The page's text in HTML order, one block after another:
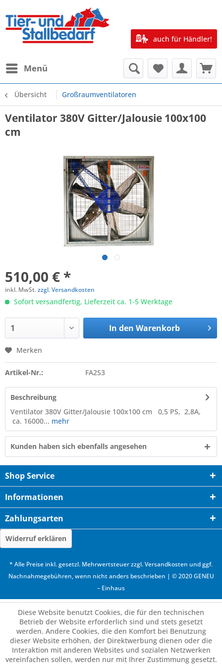
Menü
auch für Händler!
Übersicht Großraumventilatoren
Ventilator 380V Gitter/Jalousie 100x100
cm
510,00 € *
inkl. MwSt.zzgl. Versandkosten
Sofort versandfertig, Lieferzeit ca. 1-5 Werktage
In den Warenkorb
Merken
Artikel-Nr.: FA2S3
Beschreibung
Ventilator 380V Gitter/Jalousie 100x100 cm 0,5 PS, 2,8A,
ca. 16000... mehr
Kunden haben sich ebenfalls angesehen
Shop Service
Informationen
Zahlungsarten
Widerruf erklären
* Alle Preise inkl. gesetzl. Mehrwertsteuer zzgl.Versandkosten und ggf.
Nachnahmegebühren, wenn nicht anders beschrieben | © 2020 GENEU
– Einhaus
Diese Website benutzt Cookies, die für den technischen
Betrieb der Website erforderlich sind und stets gesetzt
werden. Andere Cookies, die den Komfort bei Benutzung
dieser Website erhöhen, der Direktwerbung dienen oder die
Interaktion mit anderen Websites und sozialen Netzwerken
vereinfachen sollen, werden nur mit Ihrer Zustimmung gesetzt.